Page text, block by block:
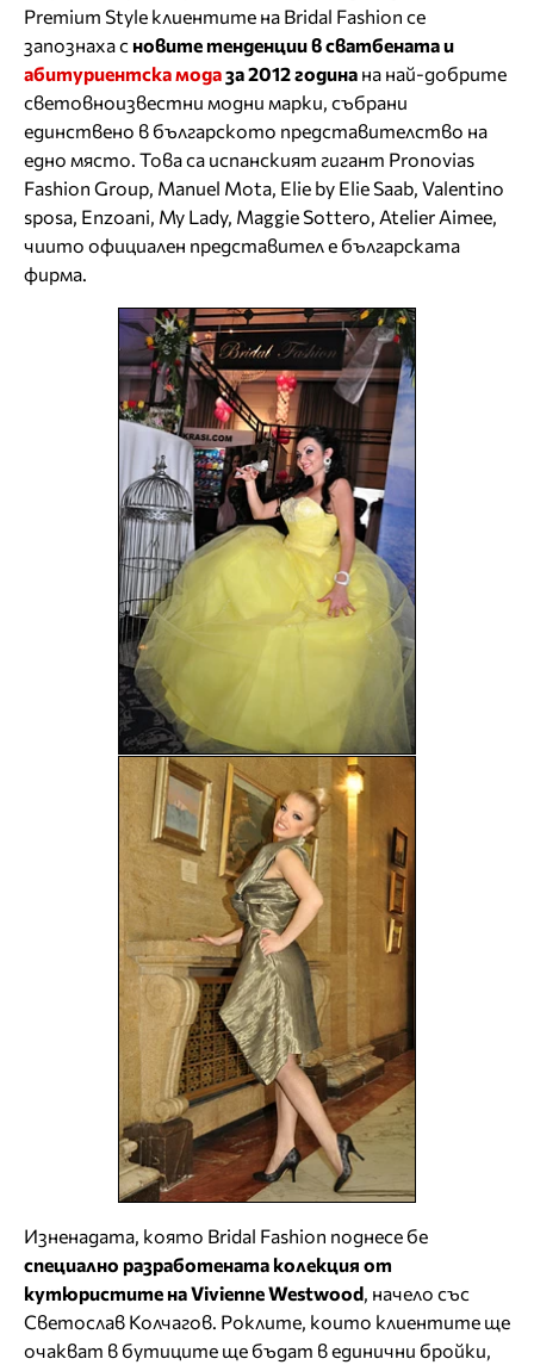
Premium Style клиентите на Bridal Fashion се
запознаха с новите тенденции в сватбената и
абитуриентска модаза 2012 година на най-добрите
световноизвестни модни марки, събрани
единствено в българското представителство на
едно място. Това са испанският гигант Pronovias
Fashion Group, Manuel Mota, Elie by Elie Saab, Valentino
sposa, Enzoani, My Lady, Maggie Sottero, Atelier Aimee,
чиито официален представител е българската
фирма.
Изненадата, която Bridal Fashion поднесе бе
специално разработената колекция от
кутюристите на Vivienne Westwood , начело със
Светослав Колчагов. Роклите, които клиентите ще
очакват в бутиците ще бъдат в единични бройки,